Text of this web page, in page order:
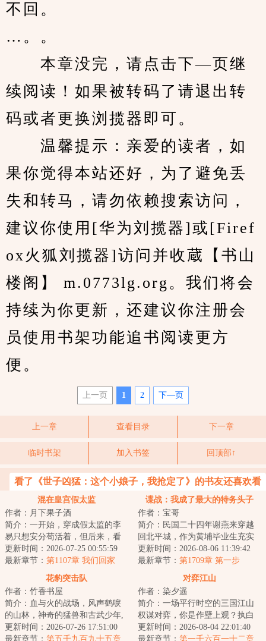
不回。
…。。
本章没完，请点击下—页继
续阅读！如果被转码了请退出转
码或者更换浏揽器即可。
温馨提示：亲爱的读者，如
果你觉得本站还好，为了避免丢
失和转马，请勿依赖搜索访问，
建议你使用[华为刘揽器]或[Firef
ox火狐刘揽器]访问并收蔵【书山
楼阁】 m.0773lg.org。我们将会
持续为你更新，还建议你注册会
员使用书架功能追书阅读更方
便。
上一页 1 2 下—页
上一章 查看目录 下一章
临时书架 加入书签 回顶部↑
看了《世子凶猛：这个小娘子，我抢定了》的书友还喜欢看
混在皇宫假太监
作者：月下果子酒
简介：一开始，穿成假太监的李
易只想安分苟活着，但后来，看
着高贵雍容的皇后，李易心思变
了。“江山你坐...
更新时间：2026-07-25 00:55:59
最新章节： 第1107章 我们回家
谍战：我成了最大的特务头子
作者：宝哥
简介：民国二十四年谢燕来穿越
回北平城，作为黄埔毕业生充实
北平分站，半个月粉碎特高课石
川少佐收买北平...
更新时间：2026-08-06 11:39:42
最新章节： 第1709章 第一步
花豹突击队
作者：竹香书屋
简介：血与火的战场，风声鹤唳
的山林，神奇的猛兽和古武少年,
这是一支有着铮铮铁骨的特种部
队，这是一群...
更新时间：2026-07-26 17:51:00
最新章节： 第五千九百九十五章
对弈江山
作者：染夕遥
简介：一场平行时空的三国江山
权谋对弈，你是作壁上观？执白
子？抑或执黑子？...
更新时间：2026-08-04 22:01:40
最新章节： 第一千六百一十二章